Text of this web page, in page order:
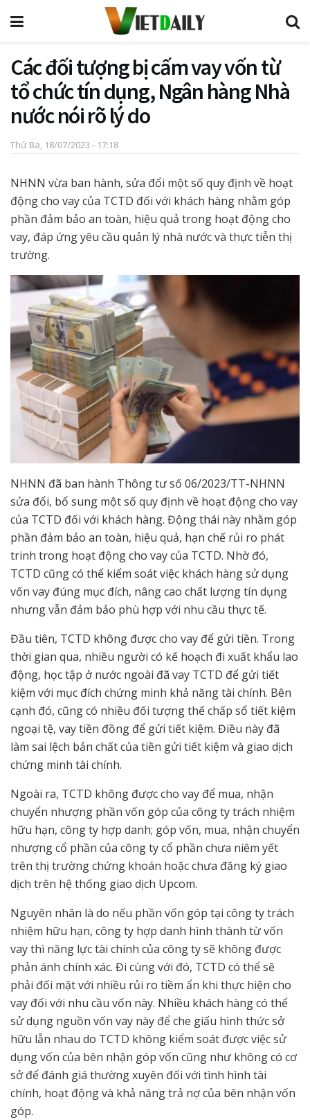
Các đối tượng bị cấm vay vốn từ
tổ chức tín dụng, Ngân hàng Nhà
nước nói rõ lý do
Thứ Ba, 18/07/2023 - 17:18
NHNN vừa ban hành, sửa đổi một số quy định về hoạt
động cho vay của TCTD đối với khách hàng nhằm góp
phần đảm bảo an toàn, hiệu quả trong hoạt động cho
vay, đáp ứng yêu cầu quản lý nhà nước và thực tiễn thị
trường.
NHNN đã ban hành Thông tư số 06/2023/TT-NHNN
sửa đổi, bổ sung một số quy định về hoạt động cho vay
của TCTD đối với khách hàng. Động thái này nhằm góp
phần đảm bảo an toàn, hiệu quả, hạn chế rủi ro phát
trinh trong hoạt động cho vay của TCTD. Nhờ đó,
TCTD cũng có thể kiểm soát việc khách hàng sử dụng
vốn vay đúng mục đích, nâng cao chất lượng tín dụng
nhưng vẫn đảm bảo phù hợp với nhu cầu thực tế.
Đầu tiên, TCTD không được cho vay để gửi tiền. Trong
thời gian qua, nhiều người có kế hoạch đi xuất khẩu lao
động, học tập ở nước ngoài đã vay TCTD để gửi tiết
kiệm với mục đích chứng minh khả năng tài chính. Bên
cạnh đó, cũng có nhiều đối tượng thế chấp sổ tiết kiệm
ngoại tệ, vay tiền đồng để gửi tiết kiệm. Điều này đã
làm sai lệch bản chất của tiền gửi tiết kiệm và giao dịch
chứng minh tài chính.
Ngoài ra, TCTD không được cho vay để mua, nhận
chuyển nhượng phần vốn góp của công ty trách nhiệm
hữu hạn, công ty hợp danh; góp vốn, mua, nhận chuyển
nhượng cổ phần của công ty cổ phần chưa niêm yết
trên thị trường chứng khoán hoặc chưa đăng ký giao
dịch trên hệ thống giao dịch Upcom.
Nguyên nhân là do nếu phần vốn góp tại công ty trách
nhiệm hữu hạn, công ty hợp danh hình thành từ vốn
vay thì năng lực tài chính của công ty sẽ không được
phản ánh chính xác. Đi cùng với đó, TCTD có thể sẽ
phải đối mặt với nhiều rủi ro tiềm ẩn khi thực hiện cho
vay đối với nhu cầu vốn này. Nhiều khách hàng có thể
sử dụng nguồn vốn vay này để che giấu hình thức sở
hữu lẫn nhau do TCTD không kiểm soát được việc sử
dụng vốn của bên nhận góp vốn cũng như không có cơ
sở để đánh giá thường xuyên đối với tình hình tài
chính, hoạt động và khả năng trả nợ của bên nhận vốn
góp.